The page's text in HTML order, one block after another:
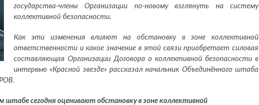
государства-члены Организации по-новому взглянуть на систему
коллективной безопасности.
Как эти изменения влияют на обстановку в зоне коллективной
ответственности и какое значение в этой связи приобретает силовая
составляющая Организации Договора о коллективной безопасности в
интервью «Красной звезде» рассказал начальник Объединённого штаба
штабе сегодня оценивают обстановку в зоне коллективной